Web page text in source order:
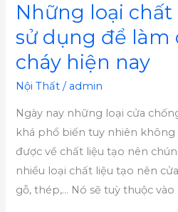
Những loại
sử dụng để làm
cháy hiện nay
Nội Thất / admin
Ngày nay những loại cửa
khá phổ biến tuy nhiên
được về chất liệu tạo nên
nhiều loại chất liệu tạo nên
gỗ, thép,… Nó sẽ tuỳ thuộc